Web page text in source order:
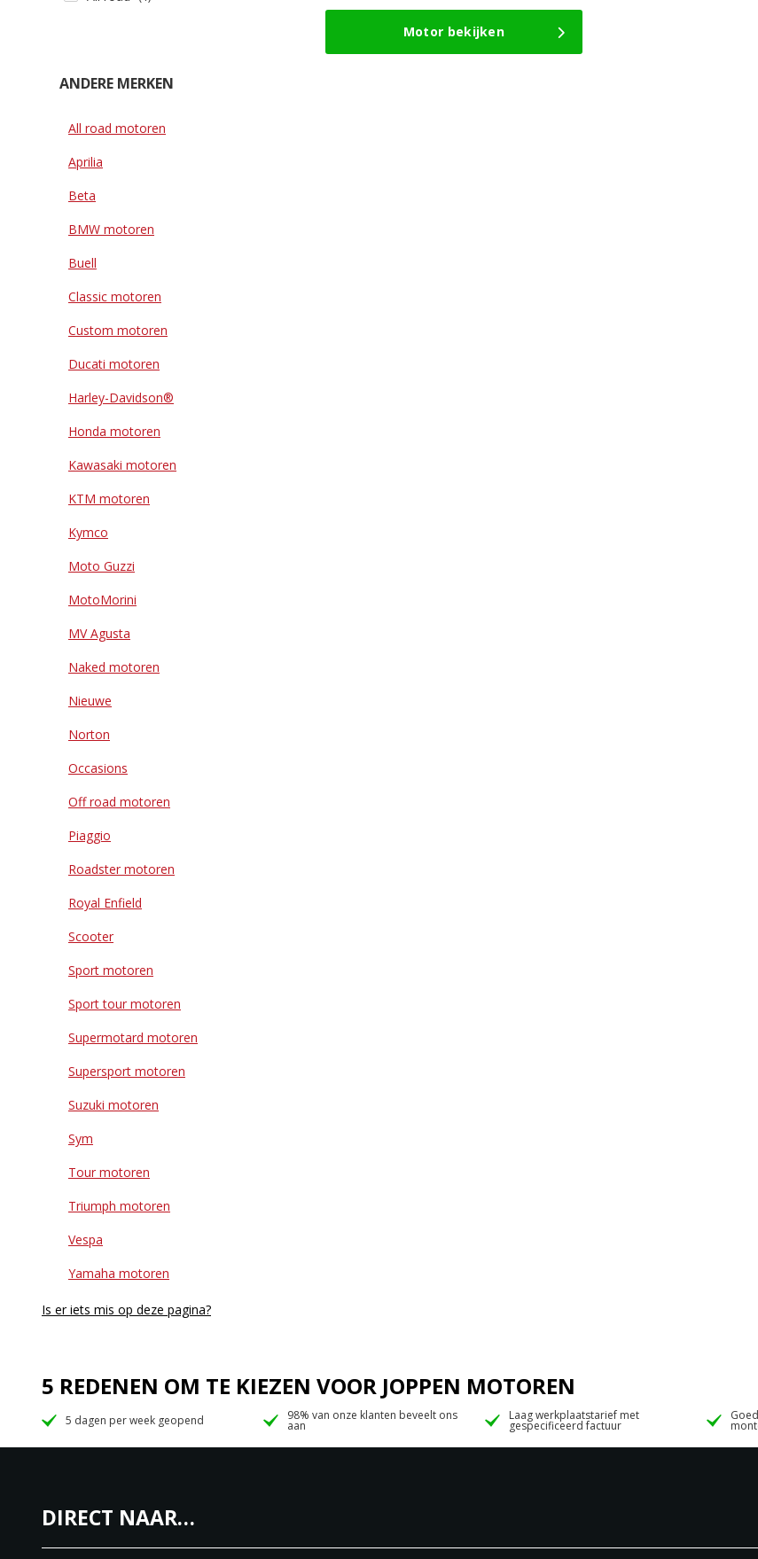
Motor bekijken
ANDERE MERKEN
All road motoren
Aprilia
Beta
BMW motoren
Buell
Classic motoren
Custom motoren
Ducati motoren
Harley-Davidson®
Honda motoren
Kawasaki motoren
KTM motoren
Kymco
Moto Guzzi
MotoMorini
MV Agusta
Naked motoren
Nieuwe
Norton
Occasions
Off road motoren
Piaggio
Roadster motoren
Royal Enfield
Scooter
Sport motoren
Sport tour motoren
Supermotard motoren
Supersport motoren
Suzuki motoren
Sym
Tour motoren
Triumph motoren
Vespa
Yamaha motoren
Is er iets mis op deze pagina?
5 REDENEN OM TE KIEZEN VOOR JOPPEN MOTOREN
5 dagen per week geopend 98% van onze klanten beveelt ons
aan
Laag werkplaatstarief met
gespecificeerd factuur
DIRECT NAAR…